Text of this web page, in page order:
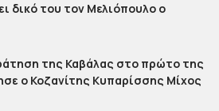
δικό του τον Μελιόπουλο ο
της Καβάλας στο πρώτο της
ο Κοζανίτης Κυπαρίσσης Μίχος